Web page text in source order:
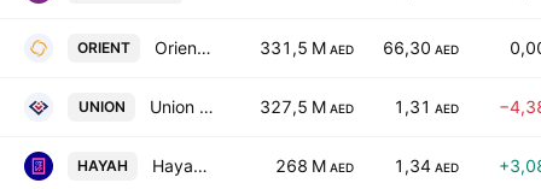
ORIENT Orient Insurance PJSC 331,5 M AED 66,30 AED
UNION Union Insurance Company 327,5 M AED 1,31 AED
HAYAH Hayah Insurance Company P.J.S.C 268 M AED 1,34 AED